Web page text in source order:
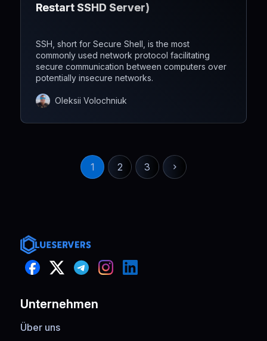
Restart SSHD Server)
SSH, short for Secure Shell, is the most
commonly used network protocol facilitating
secure communication between computers over
potentially insecure networks.
Oleksii Volochniuk
1 2 3
Unternehmen
Über uns